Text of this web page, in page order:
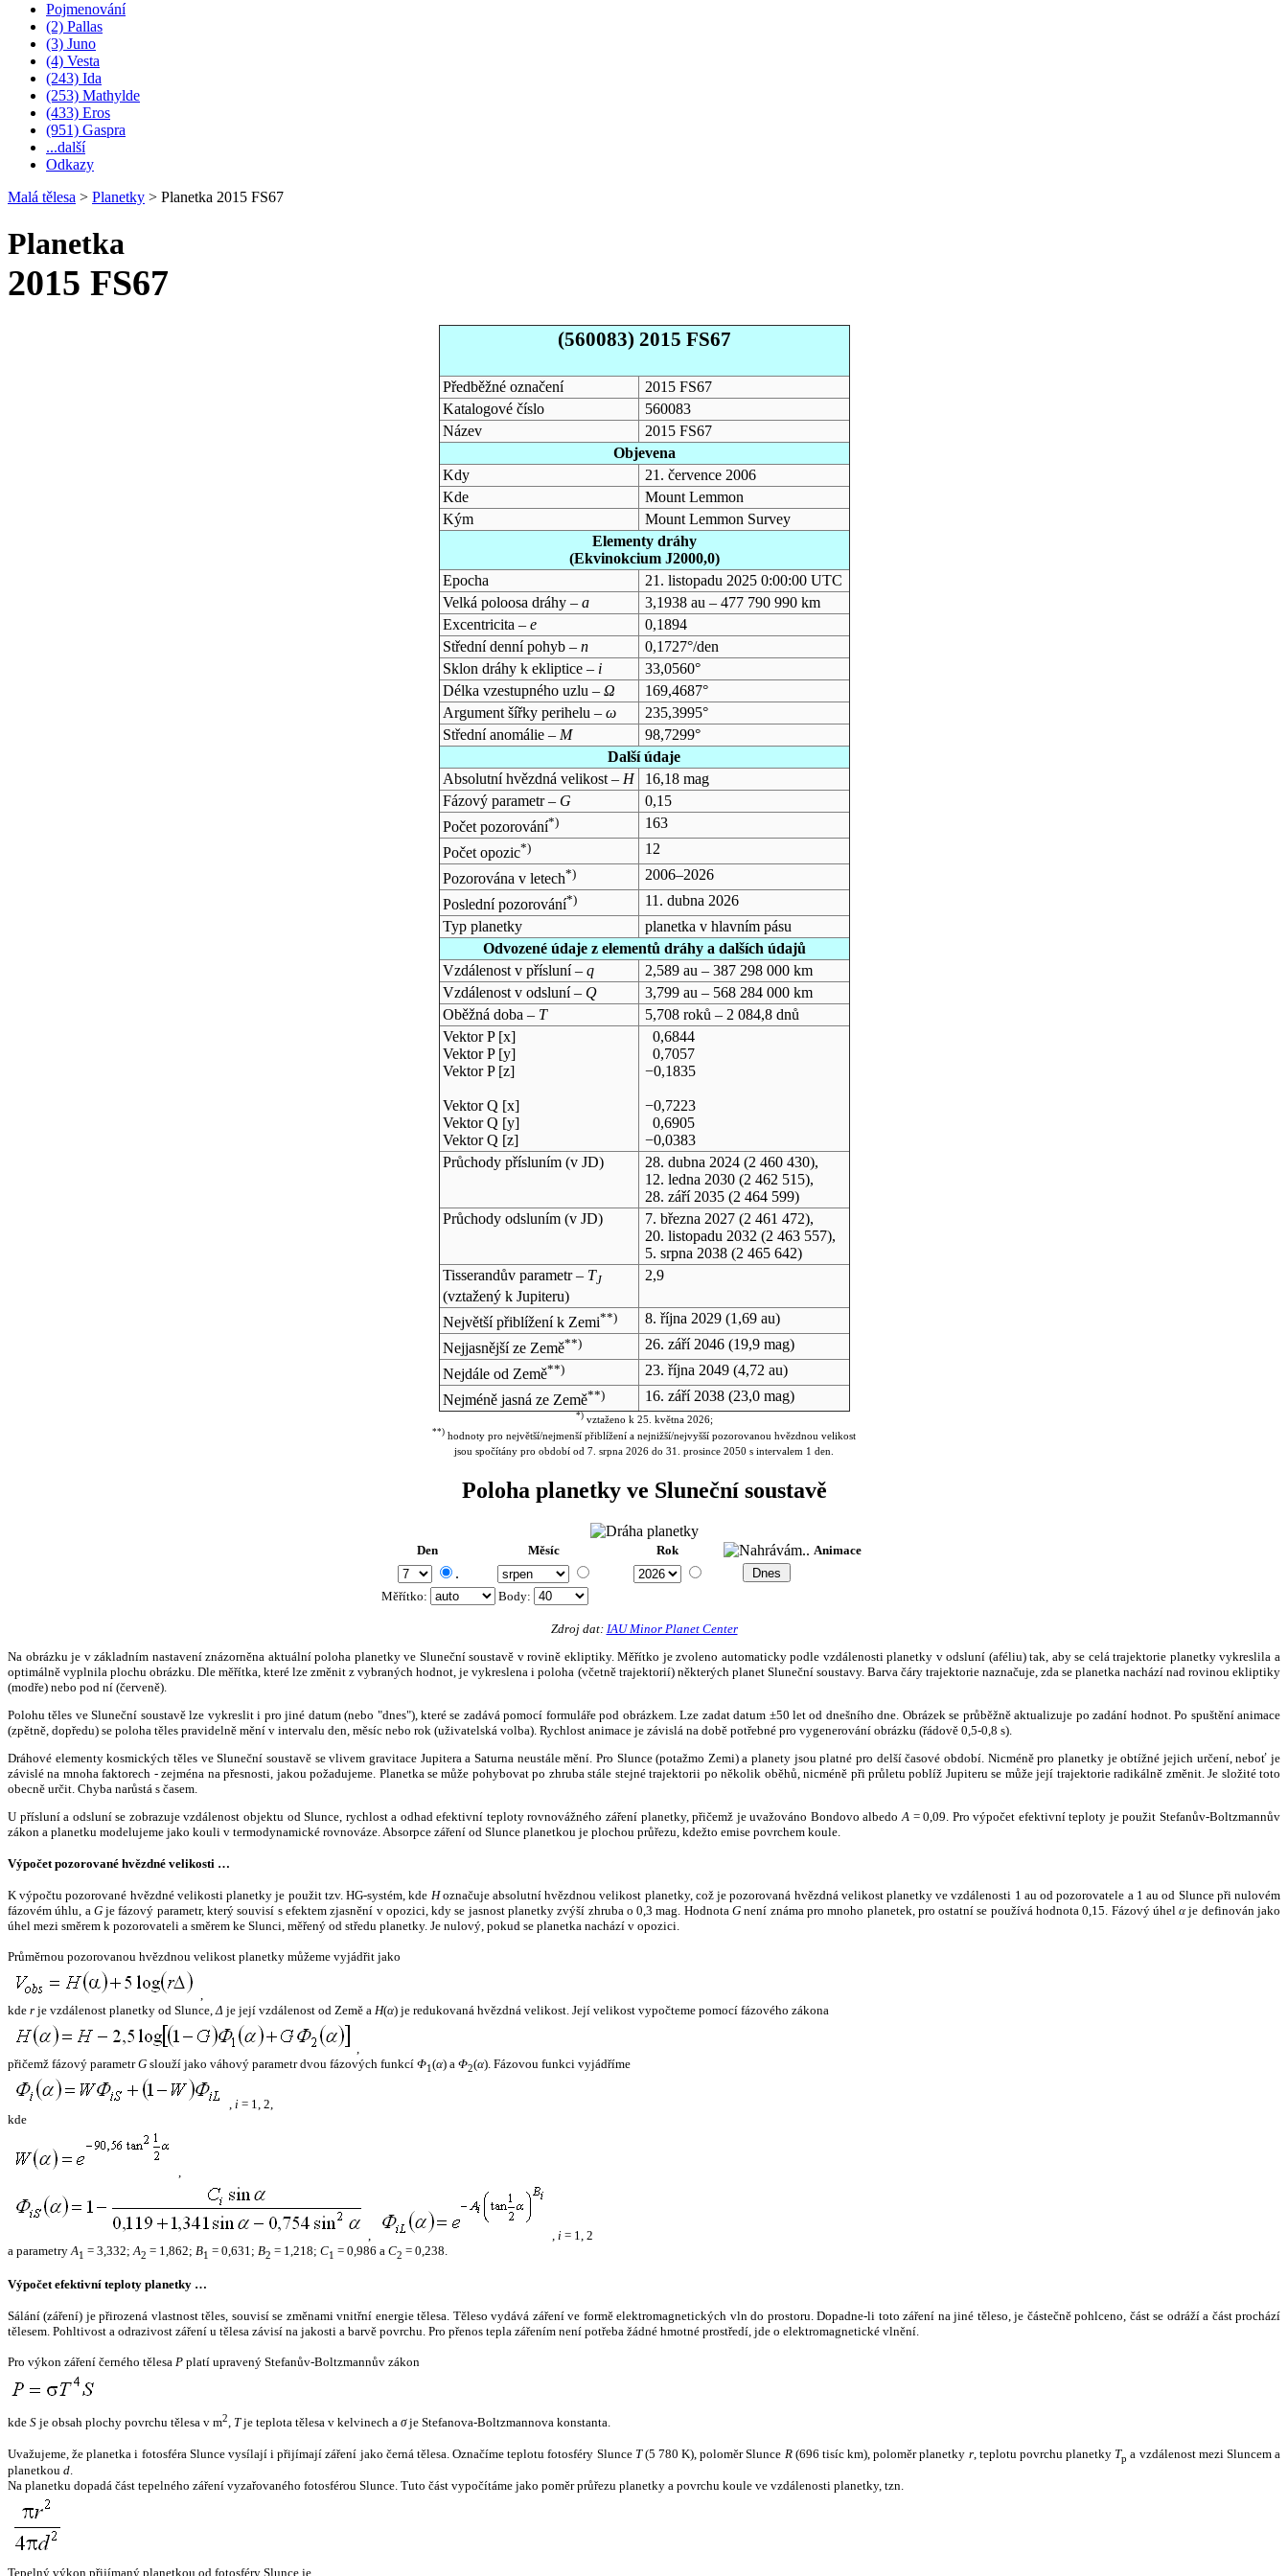
Pojmenování
(2) Pallas
(3) Juno
(4) Vesta
(243) Ida
(253) Mathylde
(433) Eros
(951) Gaspra
...další
Odkazy
Malá tělesa > Planetky > Planetka 2015 FS67
Planetka
2015 FS67
(560083) 2015 FS67
Předběžné označení
2015 FS67
Katalogové číslo
560083
Název
2015 FS67
Objevena
Kdy
21. července 2006
Kde
Mount Lemmon
Kým
Mount Lemmon Survey
Elementy dráhy
(Ekvinokcium J2000,0)
Epocha
21. listopadu 2025 0:00:00 UTC
Velká poloosa dráhy – a
3,1938 au – 477 790 990 km
Excentricita – e
0,1894
Střední denní pohyb – n
0,1727°/den
Sklon dráhy k ekliptice – i
33,0560°
Délka vzestupného uzlu – Ω
169,4687°
Argument šířky perihelu – ω
235,3995°
Střední anomálie – M
98,7299°
Další údaje
Absolutní hvězdná velikost – H
16,18 mag
Fázový parametr – G
0,15
Počet pozorování*)
163
Počet opozic*)
12
Pozorována v letech*)
2006–2026
Poslední pozorování*)
11. dubna 2026
Typ planetky
planetka v hlavním pásu
Odvozené údaje z elementů dráhy a dalších údajů
Vzdálenost v přísluní – q
2,589 au – 387 298 000 km
Vzdálenost v odsluní – Q
3,799 au – 568 284 000 km
Oběžná doba – T
5,708 roků – 2 084,8 dnů
Vektor P [x]
Vektor P [y]
Vektor P [z]
Vektor Q [x]
Vektor Q [y]
Vektor Q [z]
0,6844
0,7057
−0,1835
−0,7223
0,6905
−0,0383
Průchody přísluním (v JD) 28. dubna 2024(2 460 430),
12. ledna 2030(2 462 515),
28. září 2035(2 464 599)
Průchody odsluním (v JD) 7. března 2027(2 461 472),
20. listopadu 2032 (2 463 557),
5. srpna 2038(2 465 642)
Tisserandův parametr – TJ
(vztažený k Jupiteru)
2,9
Největší přiblížení k Zemi**) 8. října 2029(1,69 au)
Nejjasnější ze Země**) 26. září 2046(19,9 mag)
Nejdále od Země**) 23. října 2049(4,72 au)
Nejméně jasná ze Země**) 16. září 2038(23,0 mag)
*)vztaženo k 25. května 2026;
**) hodnoty pro největší/nejmenší přiblížení a nejnižší/nejvyšší pozorovanou hvězdnou velikost
jsou spočítány pro období od 7. srpna 2026 do 31. prosince 2050 s intervalem 1 den.
Poloha planetky ve Sluneční soustavě
Den Měsíc Rok Animace
.
Měřítko: Body:
Zdroj dat: IAU Minor Planet Center
Na obrázku je v základním nastavení znázorněna aktuální poloha planetky ve Sluneční soustavě v rovině ekliptiky. Měřítko je zvoleno automaticky podle vzdálenosti planetky v odsluní (aféliu) tak, aby se celá trajektorie planetky vykreslila a
optimálně vyplnila plochu obrázku. Dle měřítka, které lze změnit z vybraných hodnot, je vykreslena i poloha (včetně trajektorií) některých planet Sluneční soustavy. Barva čáry trajektorie naznačuje, zda se planetka nachází nad rovinou ekliptiky
(modře) nebo pod ní (červeně).
Polohu těles ve Sluneční soustavě lze vykreslit i pro jiné datum (nebo "dnes"), které se zadává pomocí formuláře pod obrázkem. Lze zadat datum ±50 let od dnešního dne. Obrázek se průběžně aktualizuje po zadání hodnot. Po spuštění animace
(zpětně, dopředu) se poloha těles pravidelně mění v intervalu den, měsíc nebo rok (uživatelská volba). Rychlost animace je závislá na době potřebné pro vygenerování obrázku (řádově 0,5-0,8 s).
Dráhové elementy kosmických těles ve Sluneční soustavě se vlivem gravitace Jupitera a Saturna neustále mění. Pro Slunce (potažmo Zemi) a planety jsou platné pro delší časové období. Nicméně pro planetky je obtížné jejich určení, neboť je
závislé na mnoha faktorech - zejména na přesnosti, jakou požadujeme. Planetka se může pohybovat po zhruba stále stejné trajektorii po několik oběhů, nicméně při průletu poblíž Jupiteru se může její trajektorie radikálně změnit. Je složité toto
obecně určit. Chyba narůstá s časem.
U přísluní a odsluní se zobrazuje vzdálenost objektu od Slunce, rychlost a odhad efektivní teploty rovnovážného záření planetky, přičemž je uvažováno Bondovo albedo A = 0,09. Pro výpočet efektivní teploty je použit Stefanův-Boltzmannův
zákon a planetku modelujeme jako kouli v termodynamické rovnováze. Absorpce záření od Slunce planetkou je plochou průřezu, kdežto emise povrchem koule.
Výpočet pozorované hvězdné velikosti …
K výpočtu pozorované hvězdné velikosti planetky je použit tzv. HG-systém, kde Hoznačuje absolutní hvězdnou velikost planetky, což je pozorovaná hvězdná velikost planetky ve vzdálenosti 1 au od pozorovatele a 1 au od Slunce při nulovém
fázovém úhlu, a Gje fázový parametr, který souvisí s efektem zjasnění v opozici, kdy se jasnost planetky zvýší zhruba o 0,3 mag. HodnotaG není známa pro mnoho planetek, pro ostatní se používá hodnota 0,15. Fázový úhelα je definován jako
úhel mezi směrem k pozorovateli a směrem ke Slunci, měřený od středu planetky. Je nulový, pokud se planetka nachází v opozici.
Průměrnou pozorovanou hvězdnou velikost planetky můžeme vyjádřit jako
,
kde r je vzdálenost planetky od Slunce,Δ je její vzdálenost od Země a H(α) je redukovaná hvězdná velikost. Její velikost vypočteme pomocí fázového zákona
,
přičemž fázový parametrG slouží jako váhový parametr dvou fázových funkcí Φ1(α) a Φ2(α). Fázovou funkci vyjádříme
, i = 1, 2,
kde
,
, , i = 1, 2
a parametryA1 = 3,332;A2 = 1,862; B1 = 0,631; B2 = 1,218; C1 = 0,986 a C2 = 0,238.
Výpočet efektivní teploty planetky …
Sálání (záření) je přirozená vlastnost těles, souvisí se změnami vnitřní energie tělesa. Těleso vydává záření ve formě elektromagnetických vln do prostoru. Dopadne-li toto záření na jiné těleso, je částečně pohlceno, část se odráží a část prochází
tělesem. Pohltivost a odrazivost záření u tělesa závisí na jakosti a barvě povrchu. Pro přenos tepla zářením není potřeba žádné hmotné prostředí, jde o elektromagnetické vlnění.
Pro výkon záření černého tělesa P platí upravený Stefanův-Boltzmannův zákon
kde S je obsah plochy povrchu tělesa v m2, Tje teplota tělesa v kelvinech a σje Stefanova-Boltzmannova konstanta.
Uvažujeme, že planetka i fotosféra Slunce vysílají i přijímají záření jako černá tělesa. Označíme teplotu fotosféry Slunce T(5 780 K), poloměr Slunce R(696 tisíc km), poloměr planetky r, teplotu povrchu planetky Tp a vzdálenost mezi Sluncem a
planetkou d.
Na planetku dopadá část tepelného záření vyzařovaného fotosférou Slunce. Tuto část vypočítáme jako poměr průřezu planetky a povrchu koule ve vzdálenosti planetky, tzn.
Tepelný výkon přijímaný planetkou od fotosféry Slunce je